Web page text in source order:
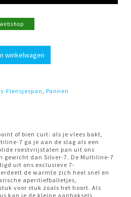
winkelwagen
Flensjespan ,Pannen
of bien cuit: als je vlees bakt,
7 ga je aan de slag als een
roestvrijstalen pan uit ons
gewicht dan Silver-7. De Multiline-7
uit ons exclusieve 7-
de warmte zich heel snel en
aperitiefballetjes,
voor stuk zoals het hoort. Als
kan je de kleine aanbaksels